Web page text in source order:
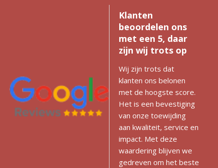
Klanten
beoordelen ons
met een 5, daar
zijn wij trots op
Wij zijn trots dat
klanten ons belonen
met de hoogste score.
Het is een bevestiging
van onze toewijding
aan kwaliteit, service en
impact. Met deze
waardering blijven we
gedreven om het beste